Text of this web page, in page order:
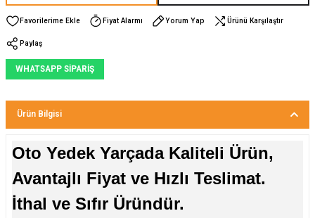
Fiyat Alarmı Yorum Yap Ürünü Karşılaştır
Paylaş
WHATSAPP SİPARİŞ
Ürün Bilgisi
Oto Yedek Yarçada Kaliteli Ürün,
Avantajlı Fiyat ve Hızlı Teslimat.
İthal ve Sıfır Üründür.